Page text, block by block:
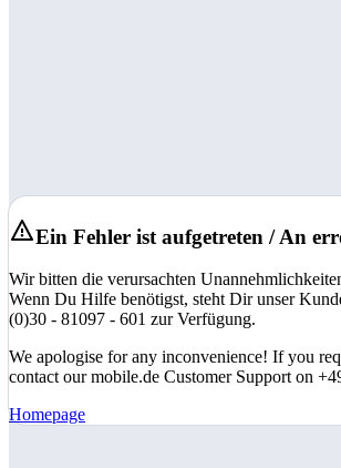
Ein Fehler ist aufgetreten / An
Wir bitten die verursachten
Wenn Du Hilfe benötigst, steht Dir unser
(0)30 - 81097 - 601 zur Verfügung.
We apologise for any inconvenience! If you
contact our mobile.de Customer Support on
Homepage